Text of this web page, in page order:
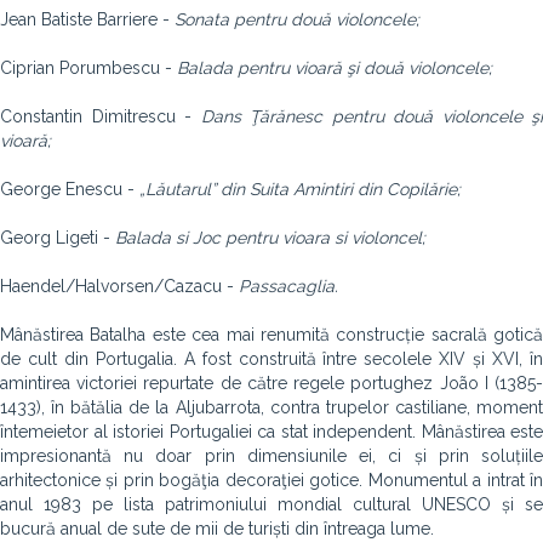
Jean Batiste Barriere - Sonata pentru două violoncele;
Ciprian Porumbescu - Balada pentru vioară şi două violoncele;
Constantin Dimitrescu - Dans Ţărănesc pentru două violoncele şi
vioară;
George Enescu - „Lăutarul” din Suita Amintiri din Copilărie;
Georg Ligeti - Balada si Joc pentru vioara si violoncel;
Haendel/Halvorsen/Cazacu - Passacaglia.
Mânăstirea Batalha este cea mai renumită construcție sacrală gotică
de cult din Portugalia. A fost construită între secolele XIV și XVI, în
amintirea victoriei repurtate de către regele portughez João I (1385-
1433), în bătălia de la Aljubarrota, contra trupelor castiliane, moment
întemeietor al istoriei Portugaliei ca stat independent. Mânăstirea este
impresionantă nu doar prin dimensiunile ei, ci și prin soluțiile
arhitectonice și prin bogăţia decoraţiei gotice. Monumentul a intrat în
anul 1983 pe lista patrimoniului mondial cultural UNESCO și se
bucură anual de sute de mii de turiști din întreaga lume.